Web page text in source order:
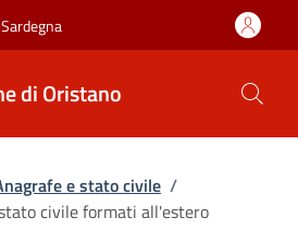
di Oristano
e stato civile /
civile formati all'estero